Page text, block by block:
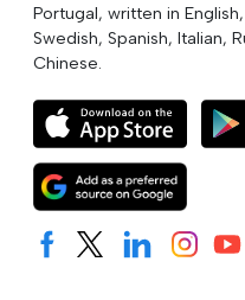
Portugal, written in
Swedish, Spanish, Italian,
Chinese.